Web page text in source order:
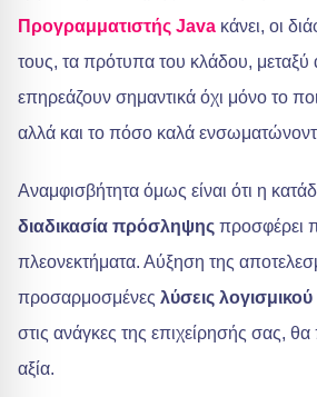
Προγραμματιστής Java κάνει, οι
τους, τα πρότυπα του κλάδου,
επηρεάζουν σημαντικά όχι μόνο το
αλλά και το πόσο καλά
Αναμφισβήτητα όμως είναι ότι η
διαδικασία πρόσληψης προσφέρει
πλεονεκτήματα. Αύξηση της
προσαρμοσμένες λύσεις λογισμικού
στις ανάγκες της επιχείρησής σας, θα
αξία.